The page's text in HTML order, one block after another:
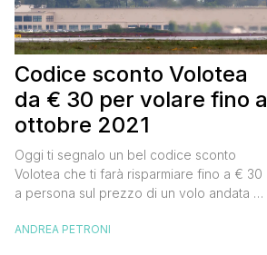
Codice sconto Volotea
da € 30 per volare fino a
ottobre 2021
Oggi ti segnalo un bel codice sconto
Volotea che ti farà risparmiare fino a € 30
a persona sul prezzo di un volo andata e
15 a tratta, che diventano € 30 su un volo
ANDREA PETRONI